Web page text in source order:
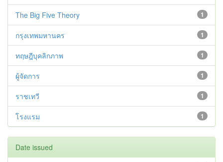
1
The Big Five Theory
1
กรุงเทพมหานคร
1
ทฤษฎีบุคลิกภาพ
1
ผู้จัดการ
1
ราชเทวี
1
โรงแรม
Date issued